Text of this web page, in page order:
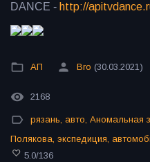
DANCE - http://
АП Bro (30.03.2021)
2168
рязань, авто, Аномальная
Полякова, экспедиция,
5.0/136